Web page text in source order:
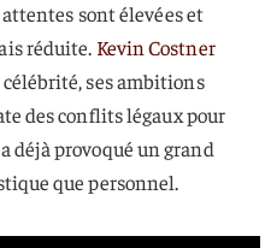
sont élevées et
réduite. Kevin Costner
ses ambitions
des conflits légaux pour
déjà provoqué un grand
que personnel.